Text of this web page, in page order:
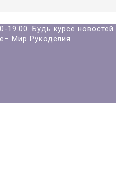
19.00. Будь курсе новостей
Мир Рукоделия